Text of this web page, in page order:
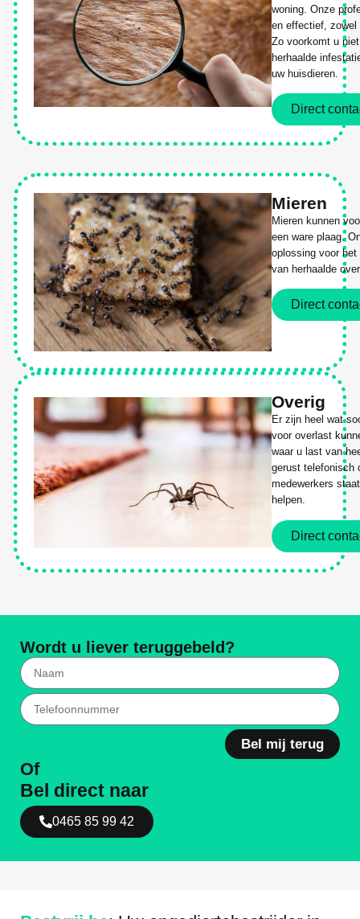
woning. Onze
en effectief, zowel
Zo voorkomt u
herhaalde
uw huisdieren.
Direct
Mieren
Mieren kunnen
een ware plaag.
oplossing voor
van herhaalde
Direct
Overig
Er zijn heel wat
voor overlast
waar u last van
gerust telefonisch
medewerkers
helpen.
Direct
Wordt u liever teruggebeld?
Bel mij terug
Of
Bel direct naar
0465 85 99 42